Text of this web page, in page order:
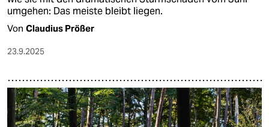
umgehen: Das meiste bleibt liegen.
Von Claudius Prößer
23.9.2025